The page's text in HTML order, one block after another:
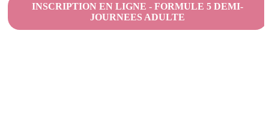
INSCRIPTION EN LIGNE - FORMULE 5 DEMI-
JOURNEES ADULTE